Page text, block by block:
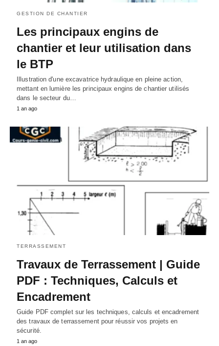
GESTION DE CHANTIER
Les principaux engins de
chantier et leur utilisation dans
le BTP
Illustration d'une excavatrice hydraulique en pleine action,
mettant en lumière les principaux engins de chantier utilisés
dans le secteur du…
1 an ago
TERRASSEMENT
Travaux de Terrassement | Guide
PDF : Techniques, Calculs et
Encadrement
Guide PDF complet sur les techniques, calculs et encadrement
des travaux de terrassement pour réussir vos projets en
sécurité.
1 an ago